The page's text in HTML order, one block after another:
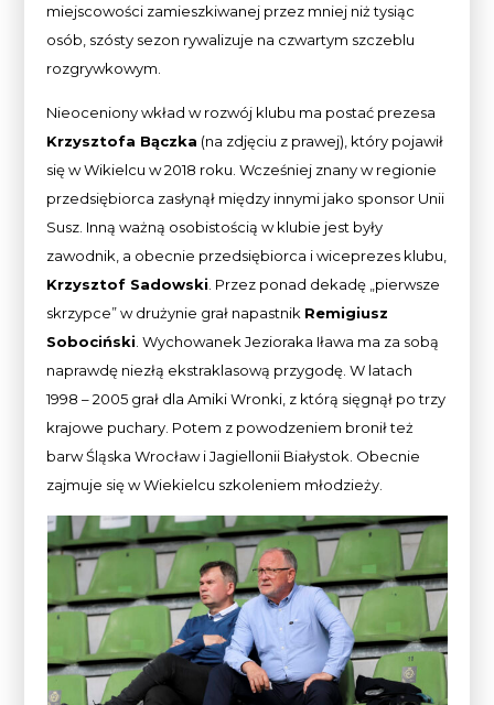
miejscowości zamieszkiwanej przez mniej niż tysiąc
osób, szósty sezon rywalizuje na czwartym szczeblu
rozgrywkowym.
Nieoceniony wkład w rozwój klubu ma postać prezesa
Krzysztofa Bączka (na zdjęciu z prawej), który pojawił
się w Wikielcu w 2018 roku. Wcześniej znany w regionie
przedsiębiorca zasłynął między innymi jako sponsor Unii
Susz. Inną ważną osobistością w klubie jest były
zawodnik, a obecnie przedsiębiorca i wiceprezes klubu,
Krzysztof Sadowski . Przez ponad dekadę „pierwsze
skrzypce” w drużynie grał napastnik Remigiusz
Sobociński . Wychowanek Jezioraka Iława ma za sobą
naprawdę niezłą ekstraklasową przygodę. W latach
1998 – 2005 grał dla Amiki Wronki, z którą sięgnął po trzy
krajowe puchary. Potem z powodzeniem bronił też
barw Śląska Wrocław i Jagiellonii Białystok. Obecnie
zajmuje się w Wiekielcu szkoleniem młodzieży.